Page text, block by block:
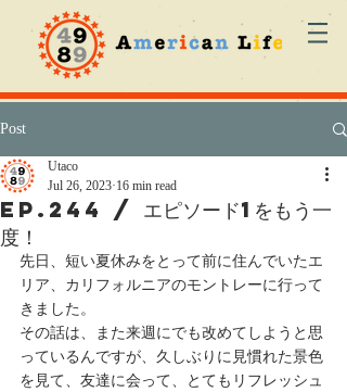
Post
ep.244 / エピソード1をもう一
度！
Utaco
Jul 26, 2023 16 min read
先日、短い夏休みをとって前に住んでいたエ
リア、カリフォルニアのモントレーに行って
きました。
その話は、また来週にでも改めてしようと思
っているんですが、久しぶりに見慣れた景色
を見て、友達に会って、とてもリフレッシュ